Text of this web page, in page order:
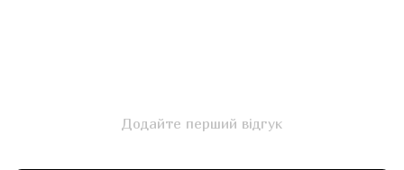
Додайте перший відгук